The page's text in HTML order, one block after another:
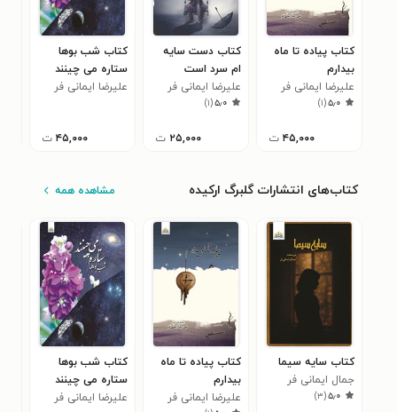
کتاب پیاده تا ماه
بیدارم
علیرضا ایمانی فر
۵٫۰(۱)
۴۵,۰۰۰ ت
کتاب دست سایه
ام سرد است
علیرضا ایمانی فر
۵٫۰(۱)
۲۵,۰۰۰ ت
کتاب شب بوها
ستاره می چینند
علیرضا ایمانی فر
۴۵,۰۰۰ ت
کتاب‌های انتشارات گلبرگ ارکیده مشاهده همه
کتاب سایه سیما
جمال ایمانی فر
۵٫۰(۳)
کتاب پیاده تا ماه
بیدارم
علیرضا ایمانی فر
کتاب شب بوها
ستاره می چینند
علیرضا ایمانی فر